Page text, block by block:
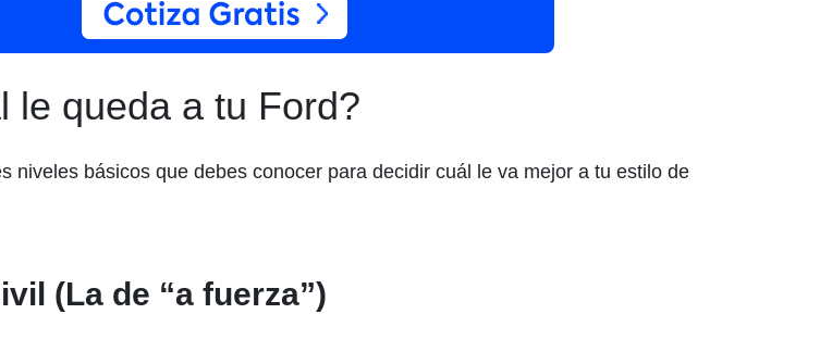
le queda a tu Ford?
niveles básicos que debes conocer para decidir cuál le va mejor a tu estilo de
(La de “a fuerza”)